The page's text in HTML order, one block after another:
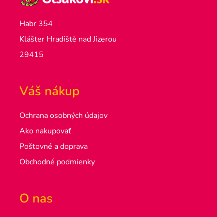
Habr 354
Klášter Hradiště nad Jizerou
29415
Váš nákup
Ochrana osobných údajov
Ako nakupovať
Poštovné a doprava
Obchodné podmienky
O nas